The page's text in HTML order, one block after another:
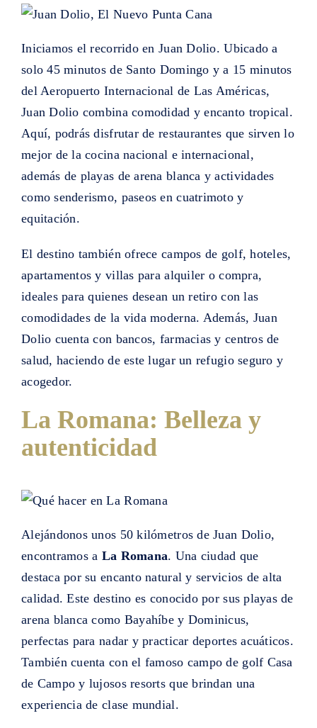
Iniciamos el recorrido en Juan Dolio. Ubicado a
solo 45 minutos de Santo Domingo y a 15 minutos
del Aeropuerto Internacional de Las Américas,
Juan Dolio combina comodidad y encanto tropical.
Aquí, podrás disfrutar de restaurantes que sirven lo
mejor de la cocina nacional e internacional,
además de playas de arena blanca y actividades
como senderismo, paseos en cuatrimoto y
equitación.
El destino también ofrece campos de golf, hoteles,
apartamentos y villas para alquiler o compra,
ideales para quienes desean un retiro con las
comodidades de la vida moderna. Además, Juan
Dolio cuenta con bancos, farmacias y centros de
salud, haciendo de este lugar un refugio seguro y
acogedor.
La Romana: Belleza y
autenticidad
Alejándonos unos 50 kilómetros de Juan Dolio,
encontramos a La Romana. Una ciudad que
destaca por su encanto natural y servicios de alta
calidad. Este destino es conocido por sus playas de
arena blanca como Bayahíbe y Dominicus,
perfectas para nadar y practicar deportes acuáticos.
También cuenta con el famoso campo de golf Casa
de Campo y lujosos resorts que brindan una
experiencia de clase mundial.